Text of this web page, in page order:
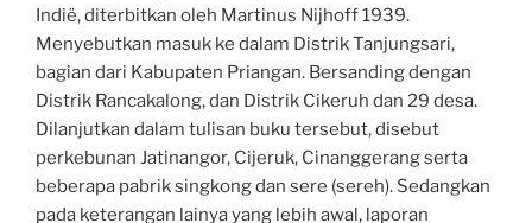
Indië, diterbitkan oleh Martinus Nijhoff 1939.
Menyebutkan masuk ke dalam Distrik Tanjungsari,
bagian dari Kabupaten Priangan. Bersanding dengan
Distrik Rancakalong, dan Distrik Cikeruh dan 29 desa.
Dilanjutkan dalam tulisan buku tersebut, disebut
perkebunan Jatinangor, Cijeruk, Cinanggerang serta
beberapa pabrik singkong dan sere (sereh). Sedangkan
pada keterangan lainya yang lebih awal, laporan